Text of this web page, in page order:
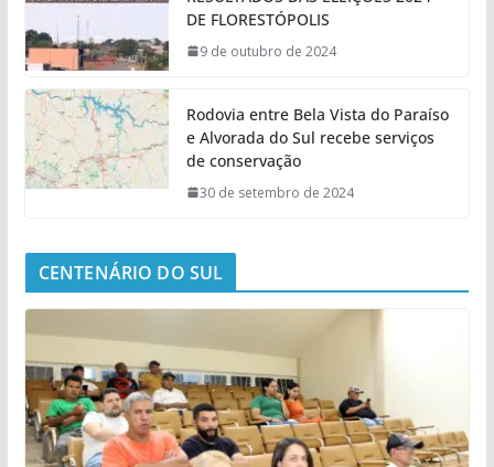
DE FLORESTÓPOLIS
9 de outubro de 2024
Rodovia entre Bela Vista do Paraíso
e Alvorada do Sul recebe serviços
de conservação
30 de setembro de 2024
CENTENÁRIO DO SUL